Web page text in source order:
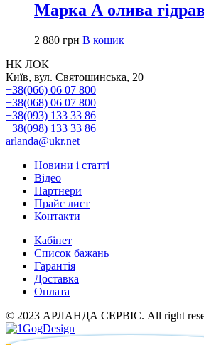
Марка А олива
2 880 грн В кошик
НК ЛОК
Київ, вул. Святошинська, 20
+38(066) 06 07 800
+38(068) 06 07 800
+38(093) 133 33 86
+38(098) 133 33 86
arlanda@ukr.net
Новини і статті
Відео
Партнери
Прайс лист
Контакти
Кабінет
Список бажань
Гарантія
Доставка
Оплата
© 2023 АРЛАНДА СЕРВІС. All right